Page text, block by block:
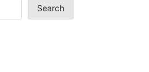
Search